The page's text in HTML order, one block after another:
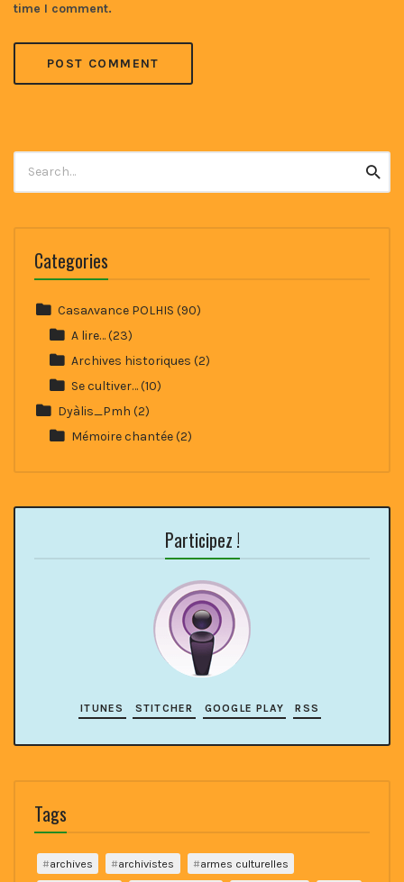
time I comment.
for:
Categories
Casaʌvance POLHIS (90)
A lire…(23)
Archives historiques (2)
Se cultiver…(10)
Dyàlis_Pmh (2)
Mémoire chantée(2)
Participez !
ITUNES STITCHER GOOGLE PLAY RSS
Tags
archives archivistes
armes culturelles